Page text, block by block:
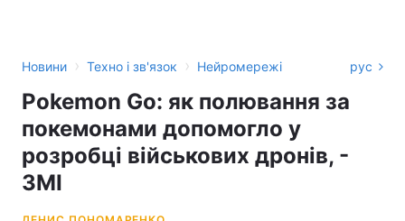
Новини › Техно і зв'язок › Нейромережі рус
Pokemon Go: як полювання за
покемонами допомогло у
розробці військових дронів, -
ЗМІ